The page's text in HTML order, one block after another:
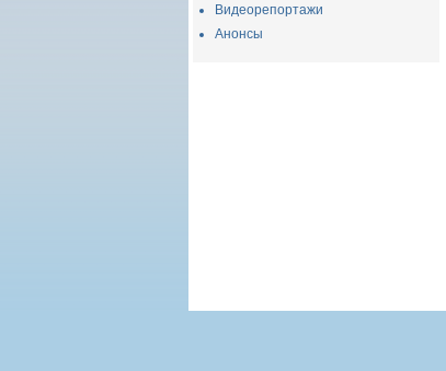
Видеорепортажи
Анонсы